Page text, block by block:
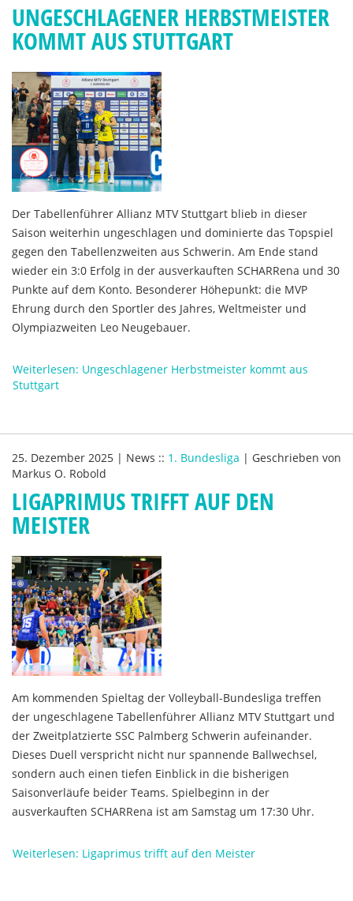
UNGESCHLAGENER HERBSTMEISTER
KOMMT AUS STUTTGART
Der Tabellenführer Allianz MTV Stuttgart blieb in dieser
Saison weiterhin ungeschlagen und dominierte das Topspiel
gegen den Tabellenzweiten aus Schwerin. Am Ende stand
wieder ein 3:0 Erfolg in der ausverkauften SCHARRena und 30
Punkte auf dem Konto. Besonderer Höhepunkt: die MVP
Ehrung durch den Sportler des Jahres, Weltmeister und
Olympiazweiten Leo Neugebauer.
Weiterlesen: Ungeschlagener Herbstmeister kommt aus
Stuttgart
25. Dezember 2025 | News :: 1. Bundesliga | Geschrieben von
Markus O. Robold
LIGAPRIMUS TRIFFT AUF DEN
MEISTER
Am kommenden Spieltag der Volleyball-Bundesliga treffen
der ungeschlagene Tabellenführer Allianz MTV Stuttgart und
der Zweitplatzierte SSC Palmberg Schwerin aufeinander.
Dieses Duell verspricht nicht nur spannende Ballwechsel,
sondern auch einen tiefen Einblick in die bisherigen
Saisonverläufe beider Teams. Spielbeginn in der
ausverkauften SCHARRena ist am Samstag um 17:30 Uhr.
Weiterlesen: Ligaprimus trifft auf den Meister